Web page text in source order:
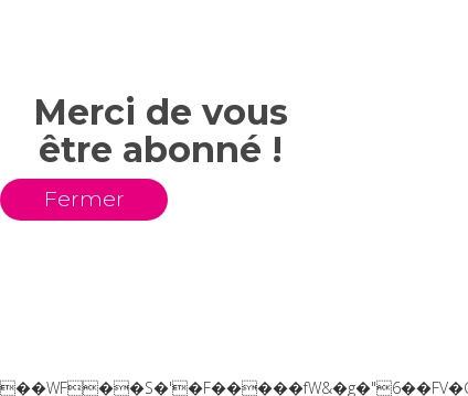
Merci de vous
être abonné !
Fermer